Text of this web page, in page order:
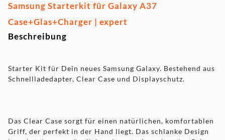
Samsung Starterkit für Galaxy A37
Case+Glas+Charger | expert
Beschreibung
Starter Kit für Dein neues Samsung Galaxy. Bestehend aus
Schnellladedapter, Clear Case und Displayschutz.
Das Clear Case sorgt für einen natürlichen, komfortablen
Griff, der perfekt in der Hand liegt. Das schlanke Design